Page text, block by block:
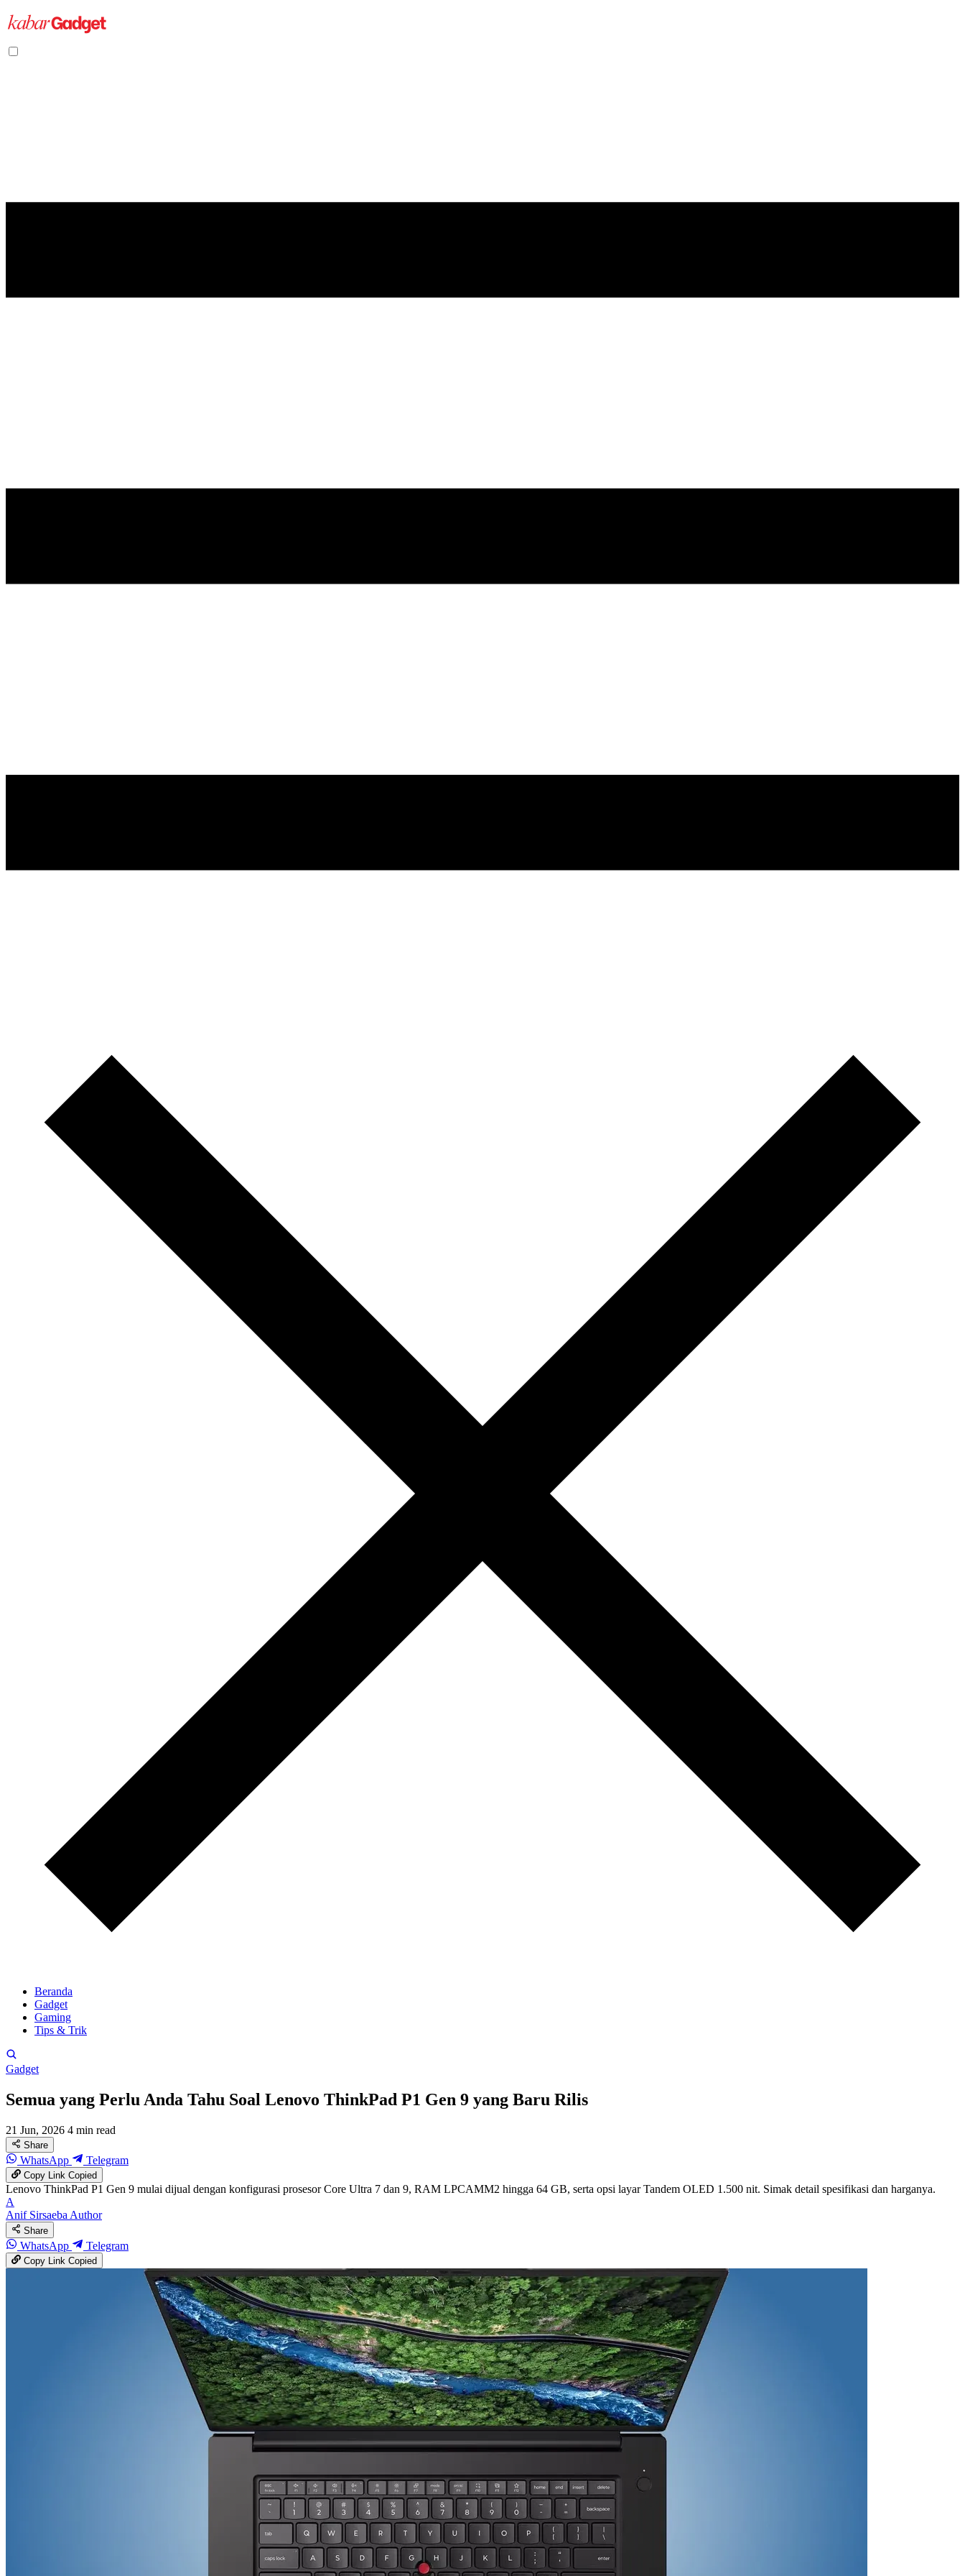
Beranda
Gadget
Gaming
Tips & Trik
Gadget
Semua yang Perlu Anda Tahu Soal Lenovo ThinkPad P1 Gen 9 yang Baru Rilis
21 Jun, 2026 4 min read
Share
WhatsApp Telegram
Copy LinkCopied
Lenovo ThinkPad P1 Gen 9 mulai dijual dengan konfigurasi prosesor Core Ultra 7 dan 9, RAM LPCAMM2 hingga 64 GB, serta opsi layar Tandem OLED 1.500 nit. Simak detail spesifikasi dan harganya.
A
Anif SirsaebaAuthor
Share
WhatsApp Telegram
Copy LinkCopied